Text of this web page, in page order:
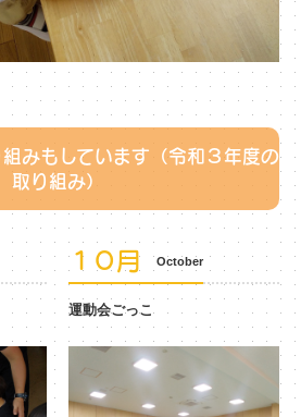
みもしています（令和３年度の
取り組み）
１０月 October
運動会ごっこ